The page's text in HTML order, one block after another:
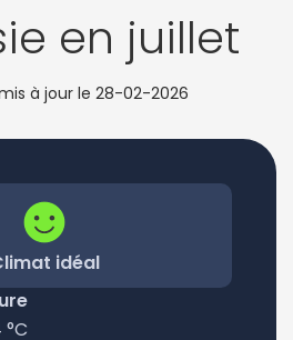
en juillet
à jour le 28-02-2026
idéal